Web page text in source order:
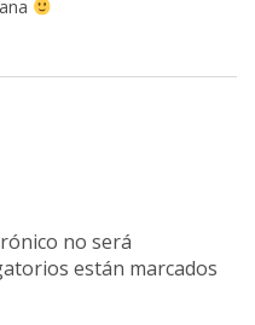
no será
están marcados